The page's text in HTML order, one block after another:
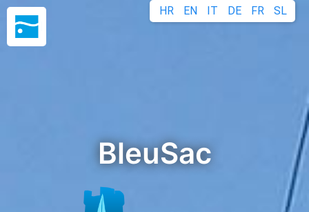
HR EN IT DE FR SL
BleuSac